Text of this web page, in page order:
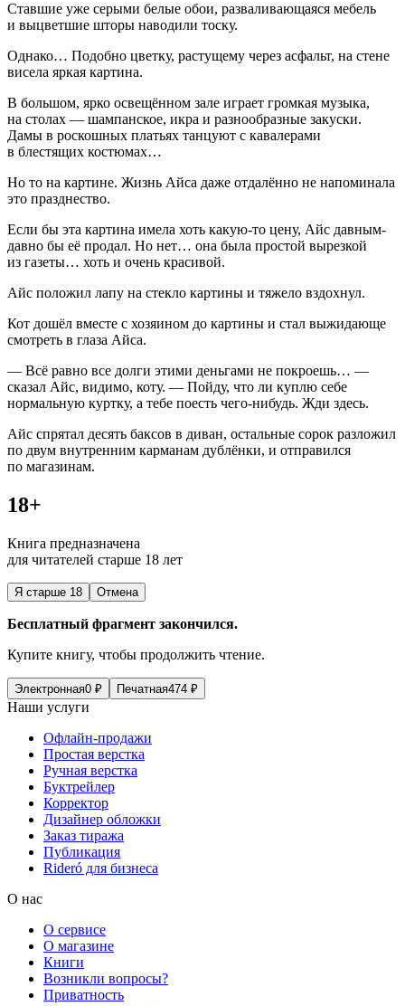
Ставшие уже серыми белые обои, разваливающаяся мебель
и выцветшие шторы наводили тоску.
Однако… Подобно цветку, растущему через асфальт, на стене
висела яркая картина.
В большом, ярко освещённом зале играет громкая музыка,
на столах — шампанское, икра и разнообразные закуски.
Дамы в роскошных платьях танцуют с кавалерами
в блестящих костюмах…
Но то на картине. Жизнь Айса даже отдалённо не напоминала
это празднество.
Если бы эта картина имела хоть какую-то цену, Айс давным-
давно бы её продал. Но нет… она была простой вырезкой
из газеты… хоть и очень красивой.
Айс положил лапу на стекло картины и тяжело вздохнул.
Кот дошёл вместе с хозяином до картины и стал выжидающе
смотреть в глаза Айса.
— Всё равно все долги этими деньгами не покроешь… —
сказал Айс, видимо, коту. — Пойду, что ли куплю себе
нормальную куртку, а тебе поесть чего-нибудь. Жди здесь.
Айс спрятал десять баксов в диван, остальные сорок разложил
по двум внутренним карманам дублёнки, и отправился
по магазинам.
18+
Книга предназначена
для читателей старше 18 лет
Я старше 18 Отмена
Бесплатный фрагмент закончился.
Купите книгу, чтобы продолжить чтение.
Электронная0 ₽ Печатная474 ₽
Наши услуги
Офлайн-продажи
Простая верстка
Ручная верстка
Буктрейлер
Корректор
Дизайнер обложки
Заказ тиража
Публикация
Rideró для бизнеса
О нас
О сервисе
О магазине
Книги
Возникли вопросы?
Приватность